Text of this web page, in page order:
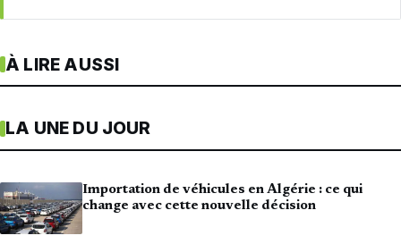
À LIRE AUSSI
LA UNE DU JOUR
Importation de véhicules en Algérie : ce qui
change avec cette nouvelle décision